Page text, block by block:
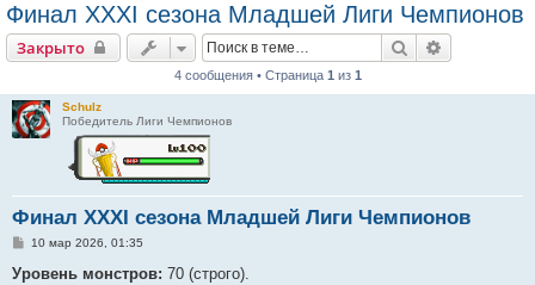
и
Финал XXXI сезона Младшей Лиги Чемпионов
Закрыто Поиск
4 сообщения • Страница 1 из 1
Schulz
Победитель Лиги Чемпионов
Финал XXXI сезона Младшей Лиги Чемпионов
С
о
10 мар 2026, 01:35
Уровень монстров: 70 (строго).